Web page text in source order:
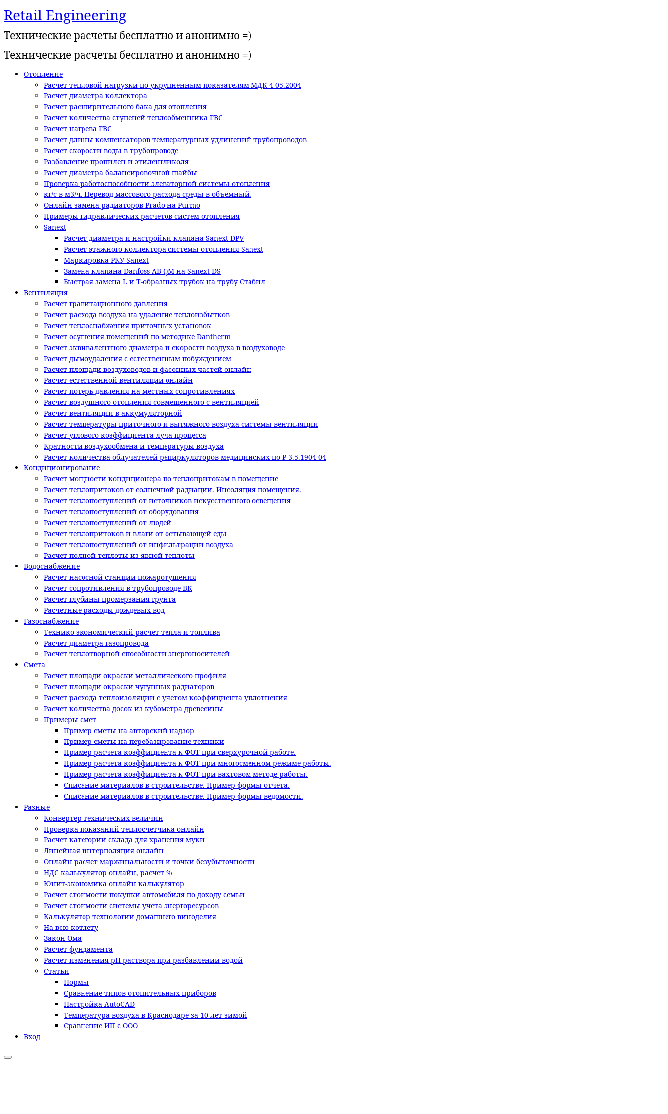
Перейти
к
содержимому
Retail Engineering
Технические расчеты бесплатно и анонимно =)
Технические расчеты бесплатно и анонимно =)
Отопление
Расчет тепловой нагрузки по укрупненным показателям МДК 4-05.2004
Расчет диаметра коллектора
Расчет расширительного бака для отопления
Расчет количества ступеней теплообменника ГВС
Расчет нагрева ГВС
Расчет длины компенсаторов температурных удлинений трубопроводов
Расчет скорости воды в трубопроводе
Разбавление пропилен и этиленгликоля
Расчет диаметра балансировочной шайбы
Проверка работоспособности элеваторной системы отопления
кг/с в м3/ч. Перевод массового расхода среды в объемный.
Онлайн замена радиаторов Prado на Purmo
Примеры гидравлических расчетов систем отопления
Sanext
Расчет диаметра и настройки клапана Sanext DPV
Расчет этажного коллектора системы отопления Sanext
Маркировка РКУ Sanext
Замена клапана Danfoss AB-QM на Sanext DS
Быстрая замена L и T-образных трубок на трубу Стабил
Вентиляция
Расчет гравитационного давления
Расчет расхода воздуха на удаление теплоизбытков
Расчет теплоснабжения приточных установок
Расчет осушения помещений по методике Dantherm
Расчет эквивалентного диаметра и скорости воздуха в воздуховоде
Расчет дымоудаления с естественным побуждением
Расчет площади воздуховодов и фасонных частей онлайн
Расчет естественной вентиляции онлайн
Расчет потерь давления на местных сопротивлениях
Расчет воздушного отопления совмещенного с вентиляцией
Расчет вентиляции в аккумуляторной
Расчет температуры приточного и вытяжного воздуха системы вентиляции
Расчет углового коэффициента луча процесса
Кратности воздухообмена и температуры воздуха
Расчет количества облучателей-рециркуляторов медицинских по Р 3.5.1904-04
Кондиционирование
Расчет мощности кондиционера по теплопритокам в помещение
Расчет теплопритоков от солнечной радиации. Инсоляция помещения.
Расчет теплопоступлений от источников искусственного освещения
Расчет теплопоступлений от оборудования
Расчет теплопоступлений от людей
Расчет теплопритоков и влаги от остывающей еды
Расчет теплопоступлений от инфильтрации воздуха
Расчет полной теплоты из явной теплоты
Водоснабжение
Расчет насосной станции пожаротушения
Расчет сопротивления в трубопроводе ВК
Расчет глубины промерзания грунта
Расчетные расходы дождевых вод
Газоснабжение
Технико-экономический расчет тепла и топлива
Расчет диаметра газопровода
Расчет теплотворной способности энергоносителей
Смета
Расчет площади окраски металлического профиля
Расчет площади окраски чугунных радиаторов
Расчет расхода теплоизоляции с учетом коэффициента уплотнения
Расчет количества досок из кубометра древесины
Примеры смет
Пример сметы на авторский надзор
Пример сметы на перебазирование техники
Пример расчета коэффициента к ФОТ при сверхурочной работе.
Пример расчета коэффициента к ФОТ при многосменном режиме работы.
Пример расчета коэффициента к ФОТ при вахтовом методе работы.
Списание материалов в строительстве. Пример формы отчета.
Списание материалов в строительстве. Пример формы ведомости.
Разные
Конвертер технических величин
Проверка показаний теплосчетчика онлайн
Расчет категории склада для хранения муки
Линейная интерполяция онлайн
Онлайн расчет маржинальности и точки безубыточности
НДС калькулятор онлайн, расчет %
Юнит-экономика онлайн калькулятор
Расчет стоимости покупки автомобиля по доходу семьи
Расчет стоимости системы учета энергоресурсов
Калькулятор технологии домашнего виноделия
На всю котлету
Закон Ома
Расчет фундамента
Расчет изменения pH раствора при разбавлении водой
Статьи
Нормы
Сравнение типов отопительных приборов
Настройка AutoCAD
Температура воздуха в Краснодаре за 10 лет зимой
Сравнение ИП с ООО
Вход